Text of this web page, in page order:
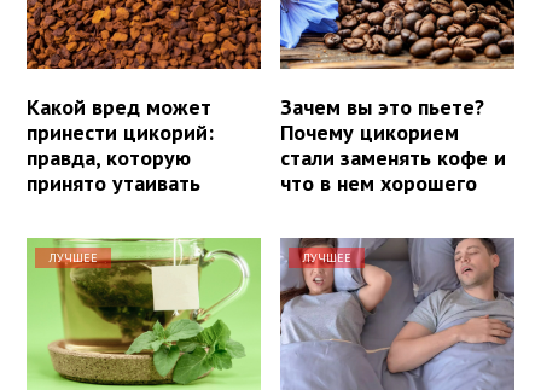
Какой вред может
принести цикорий:
правда, которую
принято утаивать
Зачем вы это пьете?
Почему цикорием
стали заменять кофе и
что в нем хорошего
ЛУЧШЕЕ ЛУЧШЕЕ